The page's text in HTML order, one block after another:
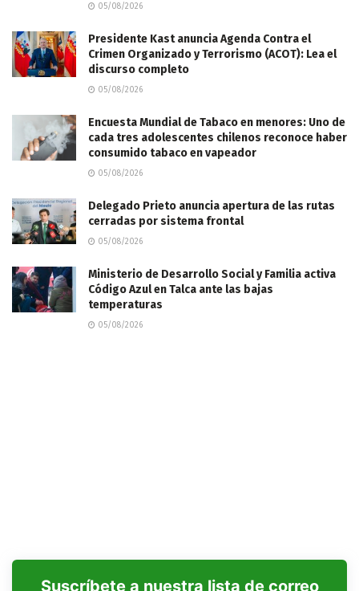
05/08/2026
Presidente Kast anuncia Agenda Contra el
Crimen Organizado y Terrorismo (ACOT): Lea el
discurso completo
05/08/2026
Encuesta Mundial de Tabaco en menores: Uno de
cada tres adolescentes chilenos reconoce haber
consumido tabaco en vapeador
05/08/2026
Delegado Prieto anuncia apertura de las rutas
cerradas por sistema frontal
05/08/2026
Ministerio de Desarrollo Social y Familia activa
Código Azul en Talca ante las bajas
temperaturas
05/08/2026
Suscríbete a nuestra lista de correo